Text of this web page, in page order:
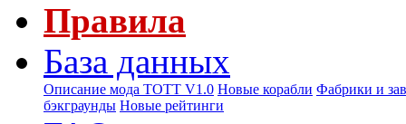
Правила
База данных
Описание мода ТОТТ V1.0 Новые корабли Фабрики и
бэкграунды Новые рейтинги